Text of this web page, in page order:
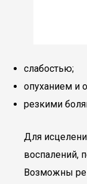
слабостью;
опуханием и
резкими
Для
воспалений,
Возможны